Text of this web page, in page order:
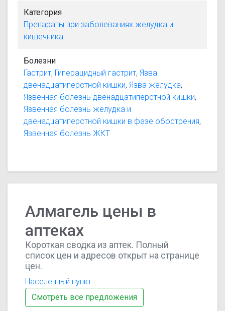
и боли в эпигастрии после погрешностей в
питании, избыточного употребления этанола,
ульцерогенного действия, связанного с приемом
лекарственных препаратов, раздражающих
слизистую оболочку желудка.
Категория
Препараты при заболеваниях желудка и
кишечника
Болезни
Гастрит, Гиперацидный гастрит,Язва
двенадцатиперстной кишки,Язва желудка,
Язвенная болезнь двенадцатиперстной кишки,
Язвенная болезнь желудка и
двенадцатиперстной кишки в фазе обострения,
Язвенная болезнь ЖКТ
Алмагель цены в
аптеках
Короткая сводка из аптек. Полный
список цен и адресов открыт на странице
цен.
Населенный пункт
Смотреть все предложения